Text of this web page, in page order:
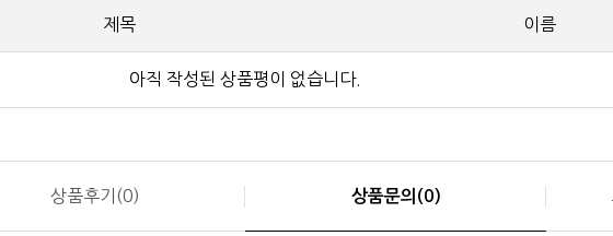
제목 이름
아직 작성된 상품평이 없습니다.
상품후기(0) 상품문의(0)